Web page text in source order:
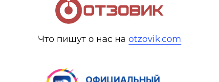
Что пишут о нас на otzovik.com